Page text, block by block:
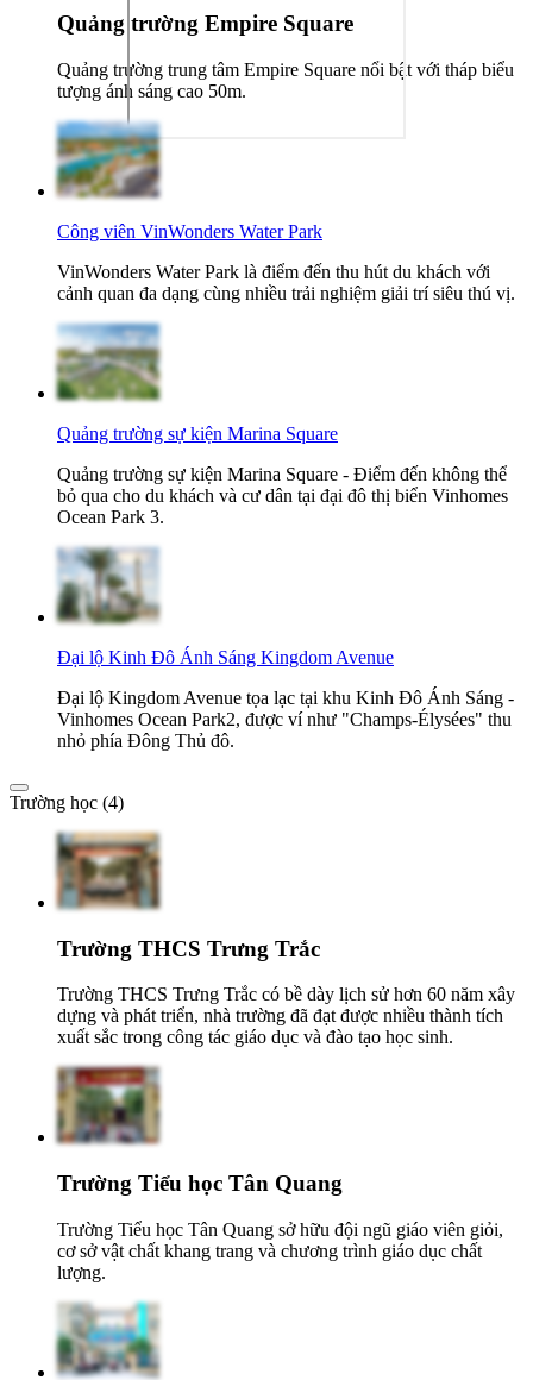
Quảng trường Empire Square
Quảng trường trung tâm Empire Square nổi bật với tháp biểu
tượng ánh sáng cao 50m.
Công viên VinWonders Water Park
VinWonders Water Park là điểm đến thu hút du khách với
cảnh quan đa dạng cùng nhiều trải nghiệm giải trí siêu thú vị.
Quảng trường sự kiện Marina Square
Quảng trường sự kiện Marina Square - Điểm đến không thể
bỏ qua cho du khách và cư dân tại đại đô thị biển Vinhomes
Ocean Park 3.
Đại lộ Kinh Đô Ánh Sáng Kingdom Avenue
Đại lộ Kingdom Avenue tọa lạc tại khu Kinh Đô Ánh Sáng -
Vinhomes Ocean Park2, được ví như "Champs-Élysées" thu
nhỏ phía Đông Thủ đô.
Trường học (4)
Trường THCS Trưng Trắc
Trường THCS Trưng Trắc có bề dày lịch sử hơn 60 năm xây
dựng và phát triển, nhà trường đã đạt được nhiều thành tích
xuất sắc trong công tác giáo dục và đào tạo học sinh.
Trường Tiểu học Tân Quang
Trường Tiểu học Tân Quang sở hữu đội ngũ giáo viên giỏi,
cơ sở vật chất khang trang và chương trình giáo dục chất
lượng.